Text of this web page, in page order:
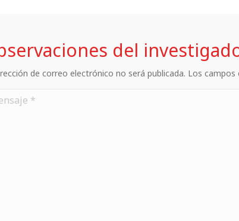
del
de correo electrónico no será publicada. Los